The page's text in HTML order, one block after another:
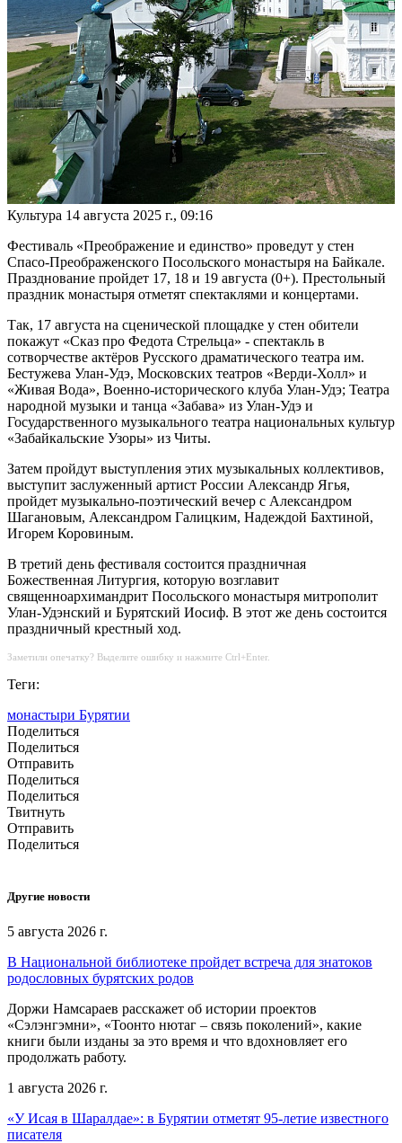
Культура 14 августа 2025 г., 09:16
Фестиваль «Преображение и единство» проведут у стен
Спасо-Преображенского Посольского монастыря на Байкале.
Празднование пройдет 17, 18 и 19 августа (0+). Престольный
праздник монастыря отметят спектаклями и концертами.
Так, 17 августа на сценической площадке у стен обители
покажут «Сказ про Федота Стрельца» - спектакль в
сотворчестве актёров Русского драматического театра им.
Бестужева Улан-Удэ, Московских театров «Верди-Холл» и
«Живая Вода», Военно-исторического клуба Улан-Удэ; Театра
народной музыки и танца «Забава» из Улан-Удэ и
Государственного музыкального театра национальных культур
«Забайкальские Узоры» из Читы.
Затем пройдут выступления этих музыкальных коллективов,
выступит заслуженный артист России Александр Ягья,
пройдет музыкально-поэтический вечер с Александром
Шагановым, Александром Галицким, Надеждой Бахтиной,
Игорем Коровиным.
В третий день фестиваля состоится праздничная
Божественная Литургия, которую возглавит
священноархимандрит Посольского монастыря митрополит
Улан-Удэнский и Бурятский Иосиф. В этот же день состоится
праздничный крестный ход.
Заметили опечатку? Выделите ошибку и нажмите Ctrl+Enter.
Теги:
монастыри Бурятии
Поделиться
Поделиться
Отправить
Поделиться
Поделиться
Твитнуть
Отправить
Поделиться
Другие новости
5 августа 2026 г.
В Национальной библиотеке пройдет встреча для знатоков
родословных бурятских родов
Доржи Намсараев расскажет об истории проектов
«Сэлэнгэмни», «Тоонто нютаг – связь поколений», какие
книги были изданы за это время и что вдохновляет его
продолжать работу.
1 августа 2026 г.
«У Исая в Шаралдае»: в Бурятии отметят 95-летие известного
писателя